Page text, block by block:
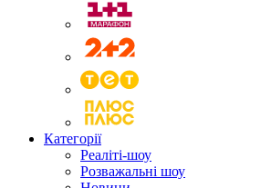
Категорії
Реаліті-шоу
Розважальні шоу